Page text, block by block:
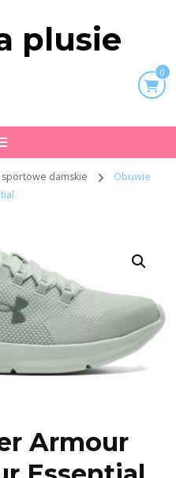
plusie
0
sportowe damskie
Obuwie
Armour